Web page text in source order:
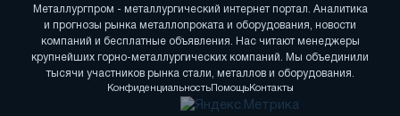
Металлургпром - металлургический интернет портал. Аналитика
и прогнозы рынка металлопроката и оборудования, новости
компаний и бесплатные объявления. Нас читают менеджеры
крупнейших горно-металлургических компаний. Мы объединили
тысячи участников рынка стали, металлов и оборудования.
КонфиденциальностьПомощьКонтакты